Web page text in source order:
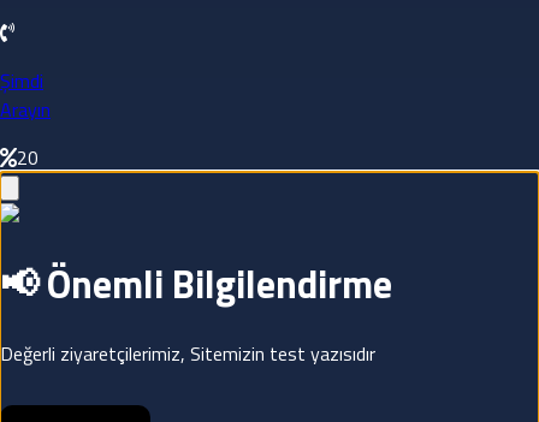
Şimdi
Arayın
20
📢 Önemli Bilgilendirme
Değerli ziyaretçilerimiz, Sitemizin test yazısıdır